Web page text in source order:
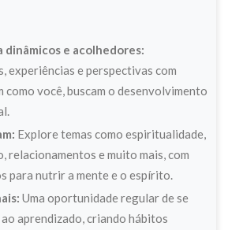
e acolhedores:
experiências e perspectivas com
como você, buscam o desenvolvimento
Explore temas como espiritualidade,
relacionamentos e muito mais, com
para nutrir a mente e o espírito.
Uma oportunidade regular de se
aprendizado, criando hábitos